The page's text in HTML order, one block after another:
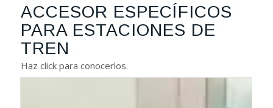
ACCESOR ESPECÍFICOS
PARA ESTACIONES DE
TREN
Haz click para conocerlos.